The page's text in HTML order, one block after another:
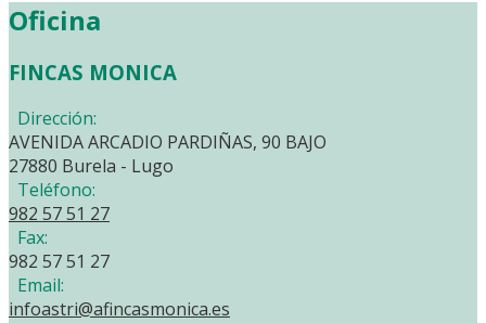
Oficina
FINCAS MONICA
Dirección:
AVENIDA ARCADIO PARDIÑAS, 90 BAJO
27880 Burela - Lugo
Teléfono:
982 57 51 27
Fax:
982 57 51 27
Email:
infoastri@afincasmonica.es